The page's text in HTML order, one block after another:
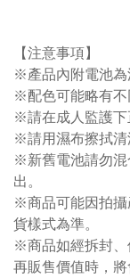
【注意事項】
※產品內附電池為
※配色可能略有不
※請在成人監護下
※請用濕布擦拭清
※新舊電池請勿混
出。
※商品可能因拍攝
貨樣式為準。
※商品如經拆封、
再販售價值時，將